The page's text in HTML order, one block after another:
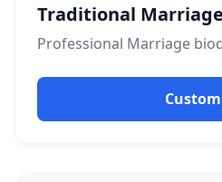
Traditional
Professional Marriage